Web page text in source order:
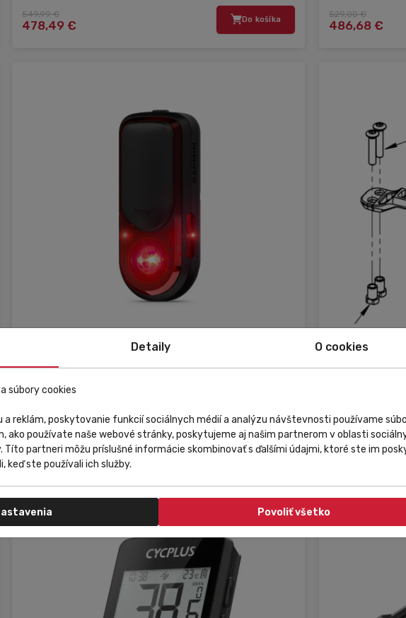
549,99 €
478,49 € Do košíka
529,00 €
486,68 €
RearVue 820
299,90 €
279,99 €
Držák LOOK
Detaily O cookies
súbory cookies
a reklám, poskytovanie funkcií sociálnych médií a analýzu návštevnosti používame
ako používate naše webové stránky, poskytujeme aj našim partnerom v oblasti
Títo partneri môžu príslušné informácie skombinovať s ďalšími údajmi, ktoré ste im
keď ste používali ich služby.
Povoliť všetko